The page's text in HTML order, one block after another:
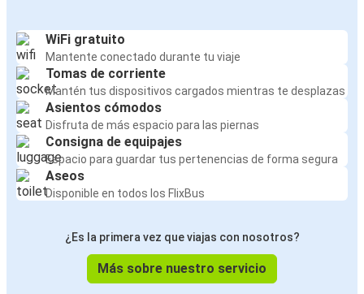
WiFi gratuito
Mantente conectado durante tu viaje
Tomas de corriente
Mantén tus dispositivos cargados mientras te desplazas
Asientos cómodos
Disfruta de más espacio para las piernas
Consigna de equipajes
Espacio para guardar tus pertenencias de forma segura
Aseos
Disponible en todos los FlixBus
¿Es la primera vez que viajas con nosotros?
Más sobre nuestro servicio